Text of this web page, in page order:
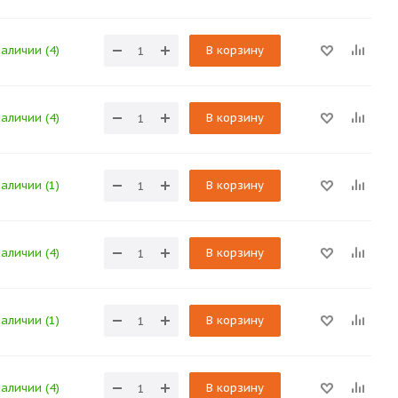
(4) В корзину
(4) В корзину
(1) В корзину
(4) В корзину
(1) В корзину
(4) В корзину